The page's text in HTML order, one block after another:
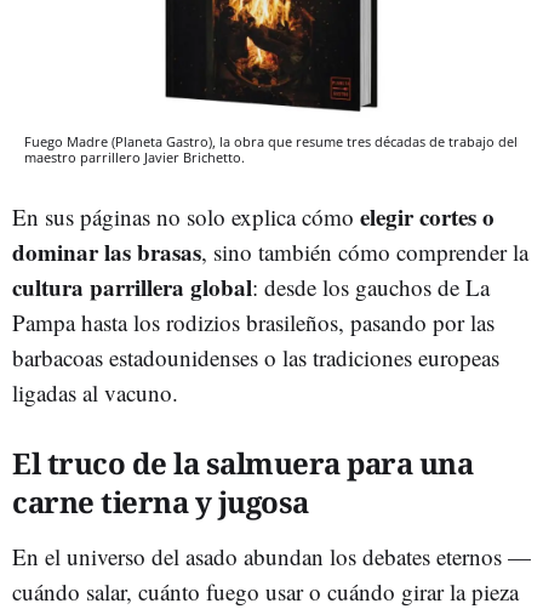
Fuego Madre (Planeta Gastro), la obra que resume tres décadas de trabajo del
maestro parrillero Javier Brichetto.
En sus páginas no solo explica cómo elegir cortes o
dominar las brasas, sino también cómo comprender la
cultura parrillera global: desde los gauchos de La
Pampa hasta los rodizios brasileños, pasando por las
barbacoas estadounidenses o las tradiciones europeas
ligadas al vacuno.
El truco de la salmuera para una
carne tierna y jugosa
En el universo del asado abundan los debates eternos —
cuándo salar, cuánto fuego usar o cuándo girar la pieza